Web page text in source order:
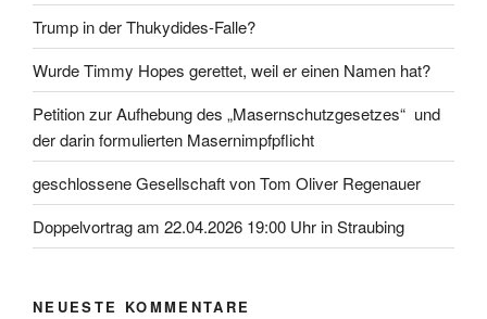
Trump in der Thukydides-Falle?
Wurde Timmy Hopes gerettet, weil er einen Namen hat?
Petition zur Aufhebung des „Masernschutzgesetzes“ und
der darin formulierten Masernimpfpflicht
geschlossene Gesellschaft von Tom Oliver Regenauer
Doppelvortrag am 22.04.2026 19:00 Uhr in Straubing
NEUESTE KOMMENTARE